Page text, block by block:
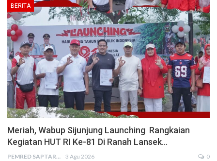
BERITA
Meriah, Wabup Sijunjung Launching Rangkaian
Kegiatan HUT RI Ke-81 Di Ranah Lansek…
PEMRED SAPTARIUS 3 Agu 2026 0